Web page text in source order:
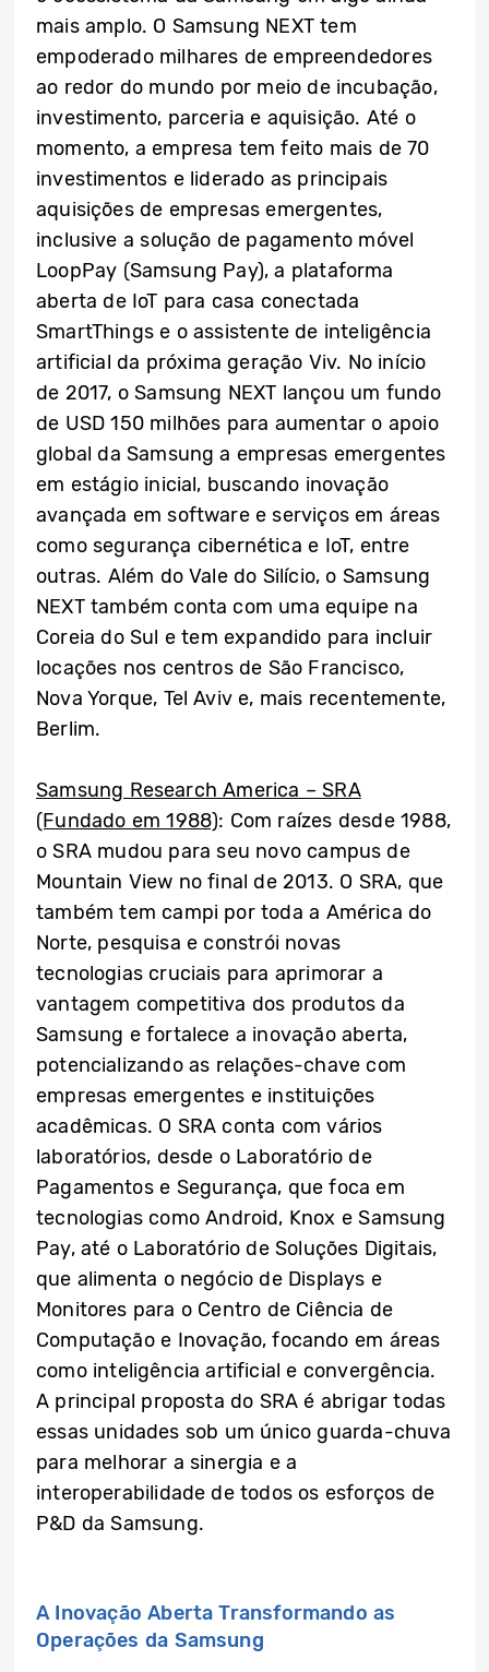
mais amplo. O Samsung NEXT tem
empoderado milhares de empreendedores
ao redor do mundo por meio de incubação,
investimento, parceria e aquisição. Até o
momento, a empresa tem feito mais de 70
investimentos e liderado as principais
aquisições de empresas emergentes,
inclusive a solução de pagamento móvel
LoopPay (Samsung Pay), a plataforma
aberta de IoT para casa conectada
SmartThings e o assistente de inteligência
artificial da próxima geração Viv. No início
de 2017, o Samsung NEXT lançou um fundo
de USD 150 milhões para aumentar o apoio
global da Samsung a empresas emergentes
em estágio inicial, buscando inovação
avançada em software e serviços em áreas
como segurança cibernética e IoT, entre
outras. Além do Vale do Silício, o Samsung
NEXT também conta com uma equipe na
Coreia do Sul e tem expandido para incluir
locações nos centros de São Francisco,
Nova Yorque, Tel Aviv e, mais recentemente,
Berlim.
Samsung Research America – SRA
(Fundado em 1988): Com raízes desde 1988,
o SRA mudou para seu novo campus de
Mountain View no final de 2013. O SRA, que
também tem campi por toda a América do
Norte, pesquisa e constrói novas
tecnologias cruciais para aprimorar a
vantagem competitiva dos produtos da
Samsung e fortalece a inovação aberta,
potencializando as relações-chave com
empresas emergentes e instituições
acadêmicas. O SRA conta com vários
laboratórios, desde o Laboratório de
Pagamentos e Segurança, que foca em
tecnologias como Android, Knox e Samsung
Pay, até o Laboratório de Soluções Digitais,
que alimenta o negócio de Displays e
Monitores para o Centro de Ciência de
Computação e Inovação, focando em áreas
como inteligência artificial e convergência.
A principal proposta do SRA é abrigar todas
essas unidades sob um único guarda-chuva
para melhorar a sinergia e a
interoperabilidade de todos os esforços de
P&D da Samsung.
A Inovação Aberta Transformando as
Operações da Samsung